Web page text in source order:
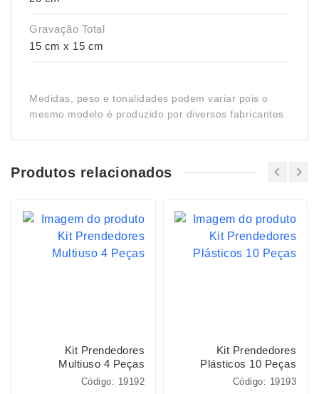
Gravação Total
15 cm x 15 cm
Medidas, peso e tonalidades podem variar pois o
mesmo modelo é produzido por diversos fabricantes.
Produtos relacionados
Kit Prendedores
Multiuso 4 Peças
Código: 19192
Kit Prendedores
Plásticos 10 Peças
Código: 19193